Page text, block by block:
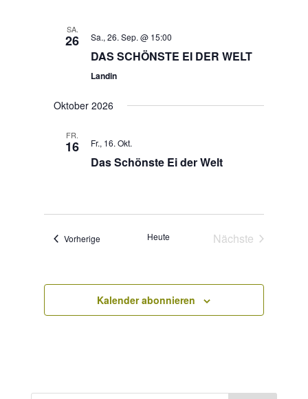
SA.
26 Sa., 26. Sep. @ 15:00
DAS SCHÖNSTE EI DER WELT
Landin
Oktober 2026
FR.
16 Fr., 16. Okt.
Das Schönste Ei der Welt
Vorherige Veranstaltungen
Heute
Nächste
Kalender abonnieren